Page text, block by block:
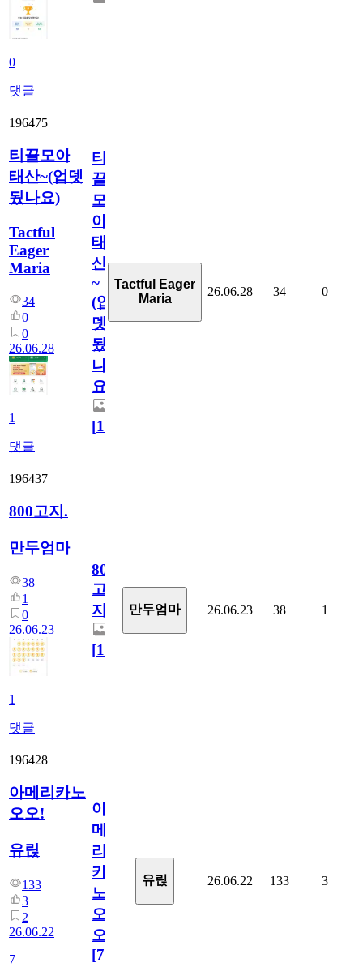
0
댓글
196475
티끌모아
태산~(업뎃
됬나요)
Tactful
Eager
Maria
34
0
0
26.06.28
1
댓글
티
끌
모
아
태
산
~
(업
뎃
됬
나
요)
[1]
Tactful Eager
Maria
26.06.28 34 0
196437
800고지.
만두엄마
38
1
0
26.06.23
1
댓글
800
고
지.
[1]
만두엄마 26.06.23 38 1
196428
아메리카노
오오!
유릱
133
3
2
26.06.22
7
아
메
리
카
노
오
오!
[7]
유릱 26.06.22 133 3